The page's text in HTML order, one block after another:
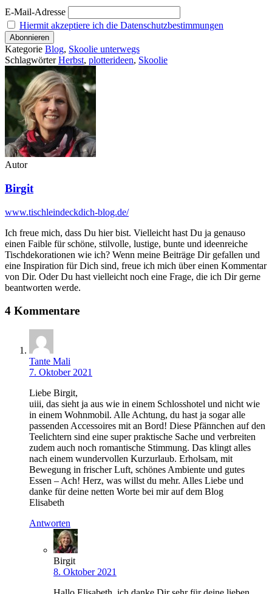
E-Mail-Adresse
Hiermit akzeptiere ich die Datenschutzbestimmungen
Kategorie Blog, Skoolie unterwegs
SchlagwörterHerbst, plotterideen, Skoolie
Autor
Birgit
www.tischleindeckdich-blog.de/
Ich freue mich, dass Du hier bist. Vielleicht hast Du ja genauso
einen Faible für schöne, stilvolle, lustige, bunte und ideenreiche
Tischdekorationen wie ich? Wenn meine Beiträge Dir gefallen und
eine Inspiration für Dich sind, freue ich mich über einen Kommentar
von Dir. Oder Du hast vielleicht noch eine Frage, die ich Dir gerne
beantworten werde.
4 Kommentare
Tante Mali
7. Oktober 2021
Liebe Birgit,
uiii, das sieht ja aus wie in einem Schlosshotel und nicht wie
in einem Wohnmobil. Alle Achtung, du hast ja sogar alle
passenden Accessoires mit an Bord! Diese Pfännchen auf den
Teelichtern sind eine super praktische Sache und verbreiten
zudem auch noch romantische Stimmung. Das klingt alles
nach einem wundervollen Kurzurlaub. Erholsam, mit
Bewegung in frischer Luft, schönes Ambiente und gutes
Essen – Ach! Herz, was willst du mehr. Alles Liebe und
danke für deine netten Worte bei mir auf dem Blog
Elisabeth
Antworten
Birgit
8. Oktober 2021